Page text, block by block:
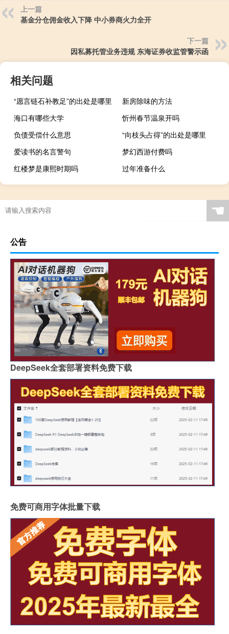
上一篇
基金分仓佣金收入下降 中小券商火力全开
下一篇
因私募托管业务违规 东海证券收监管警示函
相关问题
“愿言链石补教足”的出处是哪里
新房除味的方法
海口有哪些大学
忻州春节温泉开吗
负债受偿什么意思
“向枝头占得”的出处是哪里
爱读书的名言警句
梦幻西游付费吗
红楼梦是康熙时期吗
过年准备什么
☚
公告
DeepSeek全套部署资料免费下载
免费可商用字体批量下载